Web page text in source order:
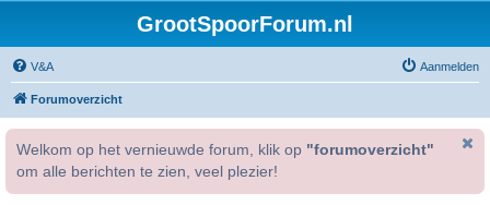
GrootSpoorForum.nl
V&A Aanmelden
Forumoverzicht
Welkom op het vernieuwde forum, klik op "forumoverzicht"
om alle berichten te zien, veel plezier!